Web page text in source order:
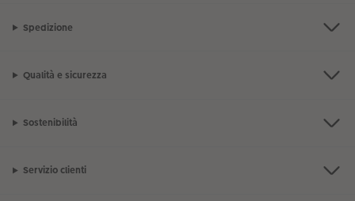
Spedizione
Qualità e sicurezza
Sostenibilità
Servizio clienti